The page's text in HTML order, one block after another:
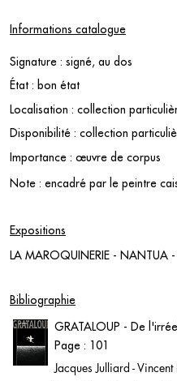
Informations catalogue
Signature : signé, au dos
État : bon état
Localisation : collection
Disponibilité : collection
Importance : œuvre de corpus
Note : encadré par le peintre
Expositions
LA MAROQUINERIE - NANTUA -
Bibliographie
GRATALOUP - De
Jacques Julliard -
Page : 101